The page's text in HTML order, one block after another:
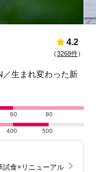
4.2
（3268件）
生まれ変わった新
60 80
400 500
食×リニューアル